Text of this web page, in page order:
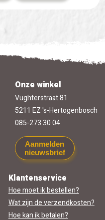
Onze winkel
Vughterstraat 81
5211 EZ 's-Hertogenbosch
085-273 30 04
Aanmelden
nieuwsbrief
Klantenservice
Hoe moet ik bestellen?
Wat zijn de verzendkosten?
Hoe kan ik betalen?